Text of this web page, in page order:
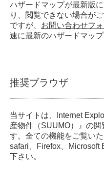
ハザードマップが最新版
り、閲覧できない場合が
ですが、 お問い合わせフ
速に最新のハザードマッ
推奨ブラウザ
当サイトは、Internet
産物件（SUUMO）』の
す。全ての機能をご覧い
safari、Firefox、Microsoft
下さい。